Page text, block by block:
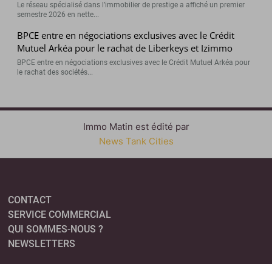
Le réseau spécialisé dans l’immobilier de prestige a affiché un premier
semestre 2026 en nette...
BPCE entre en négociations exclusives avec le Crédit
Mutuel Arkéa pour le rachat de Liberkeys et Izimmo
BPCE entre en négociations exclusives avec le Crédit Mutuel Arkéa pour
le rachat des sociétés...
Immo Matin est édité par
News Tank Cities
CONTACT
SERVICE COMMERCIAL
QUI SOMMES-NOUS ?
NEWSLETTERS